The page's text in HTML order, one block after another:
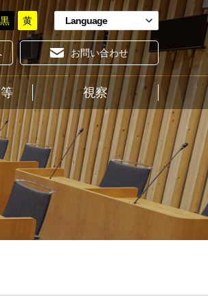
黒 黄 Language
お問い合わせ
ホーム 視察